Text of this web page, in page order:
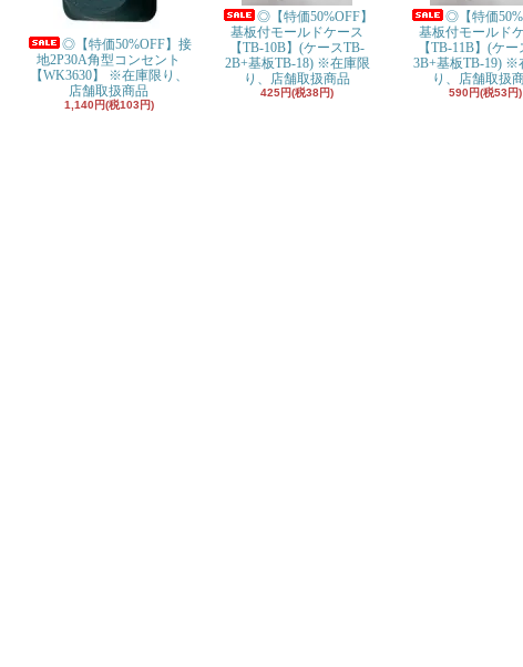
◎【特価50%OFF】接
地2P30A角型コンセント
【WK3630】 ※在庫限り、
店舗取扱商品
1,140円(税103円)
◎【特価50%OFF】
基板付モールドケース
【TB-10B】(ケースTB-
2B+基板TB-18) ※在庫限
り、店舗取扱商品
425円(税38円)
◎【特価
基板付モールド
【TB-11B】(ケ
3B+基板TB-19) ※
り、店舗取扱
590円(税53円)